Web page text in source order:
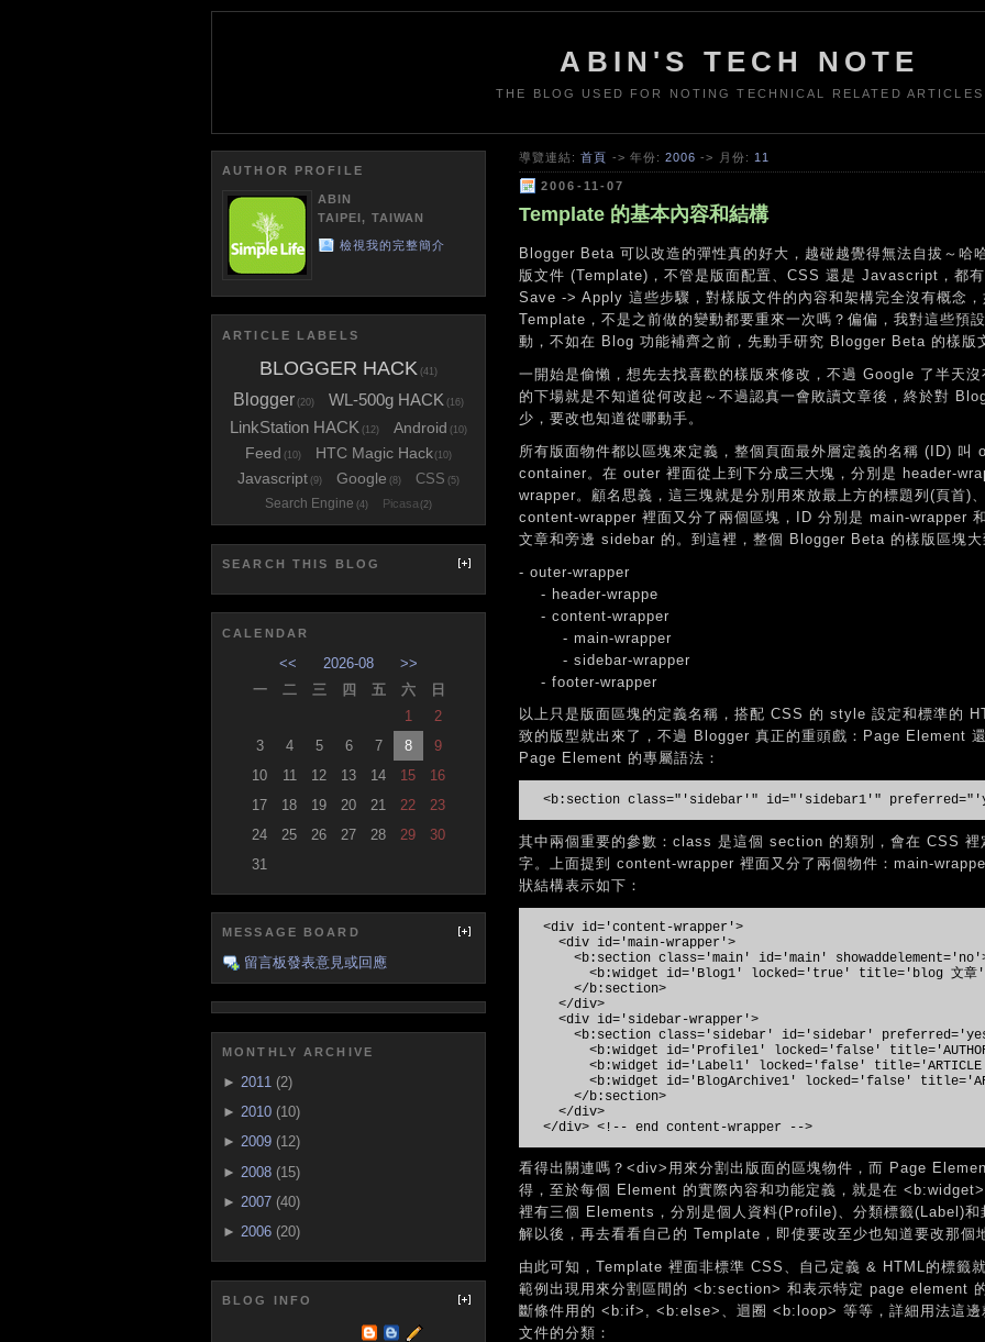
ABIN'S TECH NOTE
THE BLOG USED FOR NOTING TECHNICAL RELATED ARTICLES
導覽連結:首頁 -> 年份:2006 -> 月份: 11
2006-11-07
Template 的基本內容和結構
Blogger Beta 可以改造的彈性真的好大，越碰越覺得無法自拔～哈
版文件 (Template)，不管是版面配置、CSS 還是 Javascript，都
Save -> Apply 這些步驟，對樣版文件的內容和架構完全沒有概念
Template，不是之前做的變動都要重來一次嗎？偏偏，我對這些預
動，不如在 Blog 功能補齊之前，先動手研究 Blogger Beta 的樣版
一開始是偷懶，想先去找喜歡的樣版來修改，不過 Google 了半天
的下場就是不知道從何改起～不過認真一會敗讀文章後，終於對
少，要改也知道從哪動手。
所有版面物件都以區塊來定義，整個頁面最外層定義的名稱 (ID)
container。在 outer 裡面從上到下分成三大塊，分別是 header-
wrapper。顧名思義，這三塊就是分別用來放最上方的標題列(頁首)
content-wrapper 裡面又分了兩個區塊，ID 分別是 main-wrapper
文章和旁邊 sidebar 的。到這裡，整個 Blogger Beta 的樣版區塊
- outer-wrapper
- header-wrappe
- content-wrapper
- main-wrapper
- sidebar-wrapper
- footer-wrapper
以上只是版面區塊的定義名稱，搭配 CSS 的 style 設定和標準的
致的版型就出來了，不過 Blogger 真正的重頭戲：Page Element
Page Element 的專屬語法：
<b:section class="'sidebar'" id="'sidebar1'"
其中兩個重要的參數：class 是這個 section 的類別，會在 CSS
字。上面提到 content-wrapper 裡面又分了兩個物件：main-
狀結構表示如下：
<div id='content-wrapper'>
<div id='main-wrapper'>
<b:section class='main' id='main'
<b:widget id='Blog1' locked='true' title='blog 文章'
</b:section>
</div>
<div id='sidebar-wrapper'>
<b:section class='sidebar' id='sidebar'
<b:widget id='Profile1' locked='false' title='AUTHOR
<b:widget id='Label1' locked='false' title='ARTICLE
<b:widget id='BlogArchive1' locked='false'
</b:section>
</div>
</div> <!-- end content-wrapper -->
看得出關連嗎？<div>用來分割出版面的區塊物件，而 Page
得，至於每個 Element 的實際內容和功能定義，就是在
裡有三個 Elements，分別是個人資料(Profile)、分類標籤(Label)
解以後，再去看看自己的 Template，即使要改至少也知道要改那個
由此可知，Template 裡面非標準 CSS、自己定義 & HTML的標籤
範例出現用來分割區間的 <b:section> 和表示特定 page element
斷條件用的 <b:if>, <b:else>、迴圈 <b:loop> 等等，詳細用法這
文件的分類：
AUTHOR PROFILE
ABIN
TAIPEI, TAIWAN
檢視我的完整簡介
ARTICLE LABELS
BLOGGER HACK (41)
Blogger (20) WL-500g HACK (16)
LinkStation HACK (12) Android (10)
Feed (10) HTC Magic Hack(10)
Javascript (9) Google (8) CSS (5)
Search Engine (4) Picasa (2)
SEARCH THIS BLOG
CALENDAR
<< 2026-08
>>
一
二 三 四 五 六
日
1
2
3
4 5 6 7 8
9
10
11 12 13 14 15
16
17
18 19 20 21 22
23
24
25 26 27 28 29
30
31
MESSAGE BOARD
留言板發表意見或回應
MONTHLY ARCHIVE
► 2011 (2)
► 2010 (10)
► 2009 (12)
► 2008 (15)
► 2007 (40)
► 2006 (20)
BLOG INFO